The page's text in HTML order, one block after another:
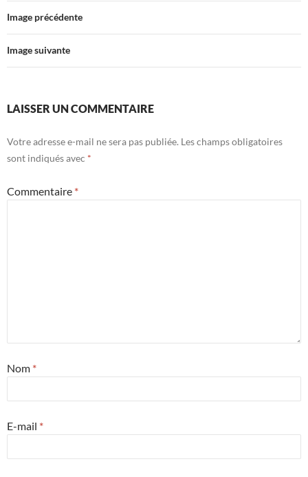
Image précédente
Image suivante
LAISSER UN COMMENTAIRE
Votre adresse e-mail ne sera pas publiée. Les champs obligatoires
sont indiqués avec *
Commentaire *
Nom *
E-mail *